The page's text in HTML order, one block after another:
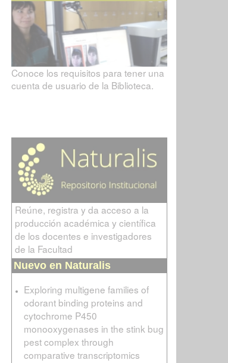
Conoce los requisitos para tener una
cuenta de usuario de la Biblioteca.
Reúne, registra y da acceso a la
producción académica y científica
de los docentes e investigadores
de la Facultad
Nuevo en Naturalis
Exploring multigene families of
odorant binding proteins and
cytochrome P450
monooxygenases in the stink bug
pest complex through
comparative transcriptomics